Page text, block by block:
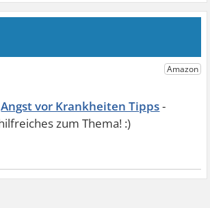
Angst vor Krankheiten Tipps